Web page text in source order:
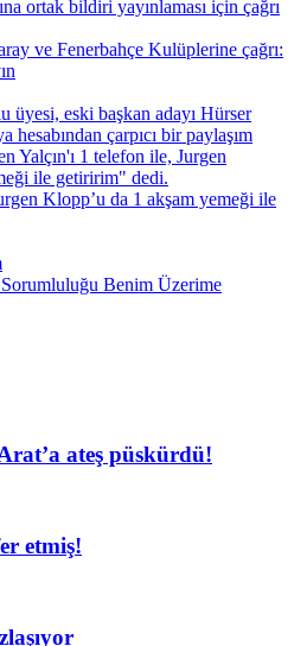
ve Fenerbahçe Kulüplerine çağrı:
Klopp’u da 1 akşam yemeği ile
Benim Üzerime
ateş püskürdü!
etmiş!